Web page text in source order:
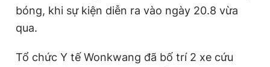
bóng, khi sự kiện diễn ra vào ngày 20.8 vừa
qua.
Tổ chức Y tế Wonkwang đã bố trí 2 xe cứu